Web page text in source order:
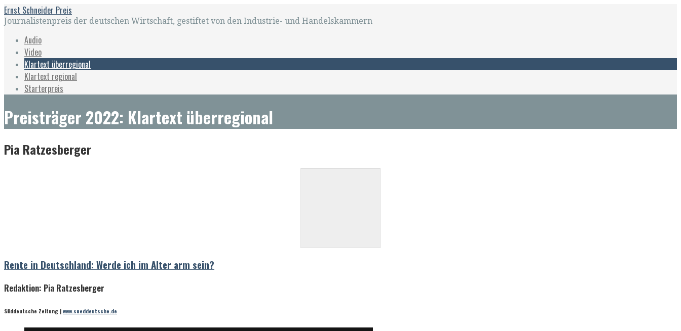
Zum
Inhalt
springen
Ernst Schneider Preis
Journalistenpreis der deutschen Wirtschaft, gestiftet von den Industrie- und Handelskammern
Audio
Video
Klartext überregional
Klartext regional
Starterpreis
Preisträger 2022: Klartext überregional
Pia Ratzesberger
Rente in Deutschland: Werde ich im Alter arm sein?
Redaktion: Pia Ratzesberger
Süddeutsche Zeitung |www.sueddeutsche.de